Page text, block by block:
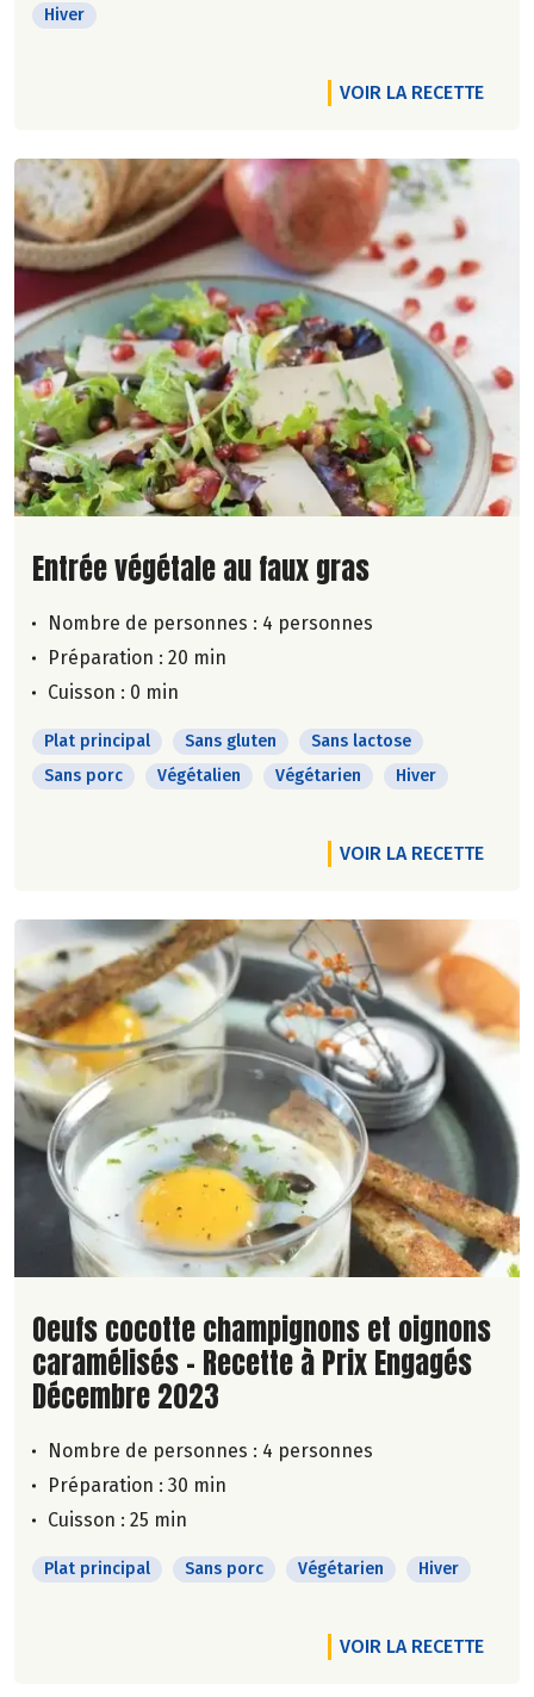
Hiver
VOIR LA RECETTE
Lire la suite de la recette
Entrée végétale au faux gras
Nombre de personnes : 4 personnes
Préparation : 20 min
Cuisson : 0 min
Plat principal Sans gluten
Sans lactose
Sans porc
Végétalien Végétarien Hiver
VOIR LA RECETTE
Lire la suite de la recette
Oeufs cocotte champignons et oignons
caramélisés - Recette à Prix Engagés
Décembre 2023
Nombre de personnes : 4 personnes
Préparation : 30 min
Cuisson : 25 min
Plat principal Sans porc Végétarien Hiver
VOIR LA RECETTE